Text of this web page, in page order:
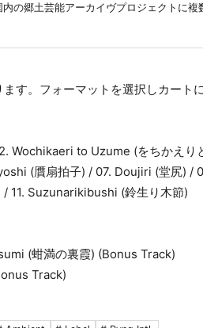
の郷土芸能アーカイヴプロジェクトに
す。フォーマットを選択しカート
Wochikaeri to Uzume (をちかえ
(贋扇拍子) / 07. Doujiri (堂尻) /
11. Suzunarikibushi (鈴生り木節)
(蚶満の裏霞) (Bonus Track)
Track)